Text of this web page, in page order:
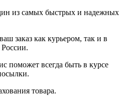
из самых быстрых и надежных
заказ как курьером, так и в
поможет всегда быть в курсе
товара.